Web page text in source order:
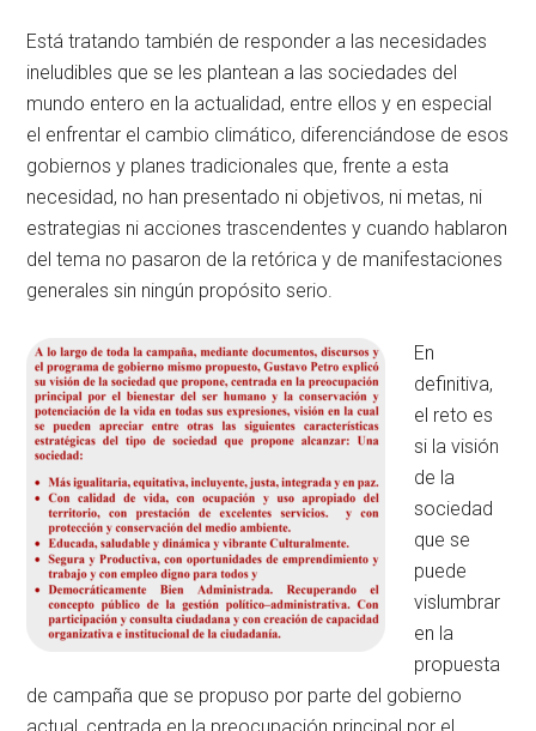
Está tratando también de responder a las necesidades
ineludibles que se les plantean a las sociedades del
mundo entero en la actualidad, entre ellos y en especial
el enfrentar el cambio climático, diferenciándose de esos
gobiernos y planes tradicionales que, frente a esta
necesidad, no han presentado ni objetivos, ni metas, ni
estrategias ni acciones trascendentes y cuando hablaron
del tema no pasaron de la retórica y de manifestaciones
generales sin ningún propósito serio.
En
definitiva,
el reto es
si la visión
de la
sociedad
que se
puede
vislumbrar
en la
propuesta
de campaña que se propuso por parte del gobierno